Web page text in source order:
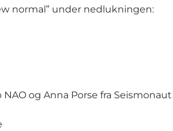
normal” under nedlukningen:
og Anna Porse fra